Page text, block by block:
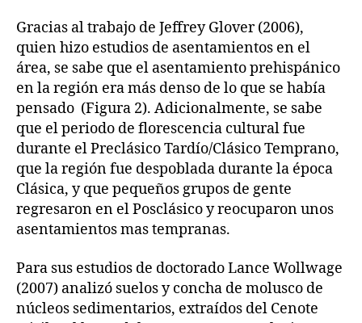
Gracias al trabajo de Jeffrey Glover (2006),
quien hizo estudios de asentamientos en el
área, se sabe que el asentamiento prehispánico
en la región era más denso de lo que se había
pensado (Figura 2). Adicionalmente, se sabe
que el periodo de florescencia cultural fue
durante el Preclásico Tardío/Clásico Temprano,
que la región fue despoblada durante la época
Clásica, y que pequeños grupos de gente
regresaron en el Posclásico y reocuparon unos
asentamientos mas tempranas.
Para sus estudios de doctorado Lance Wollwage
(2007) analizó suelos y concha de molusco de
núcleos sedimentarios, extraídos del Cenote